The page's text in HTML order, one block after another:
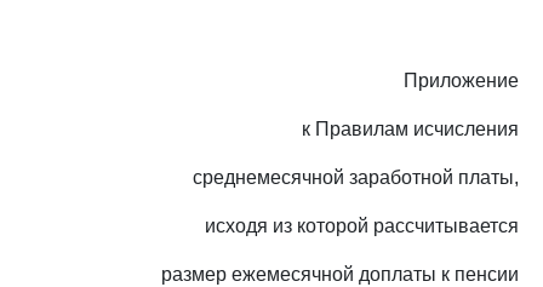
Приложение
к Правилам исчисления
среднемесячной заработной платы,
исходя из которой рассчитывается
размер ежемесячной доплаты к пенсии